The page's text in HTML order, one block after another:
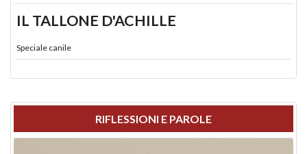
IL TALLONE D'ACHILLE
Speciale canile
RIFLESSIONI E PAROLE